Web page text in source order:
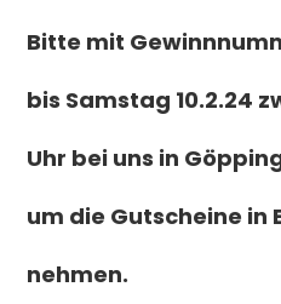
Bitte mit
bis Samstag 10.2.24
Uhr bei uns in
um die Gutscheine in
nehmen.